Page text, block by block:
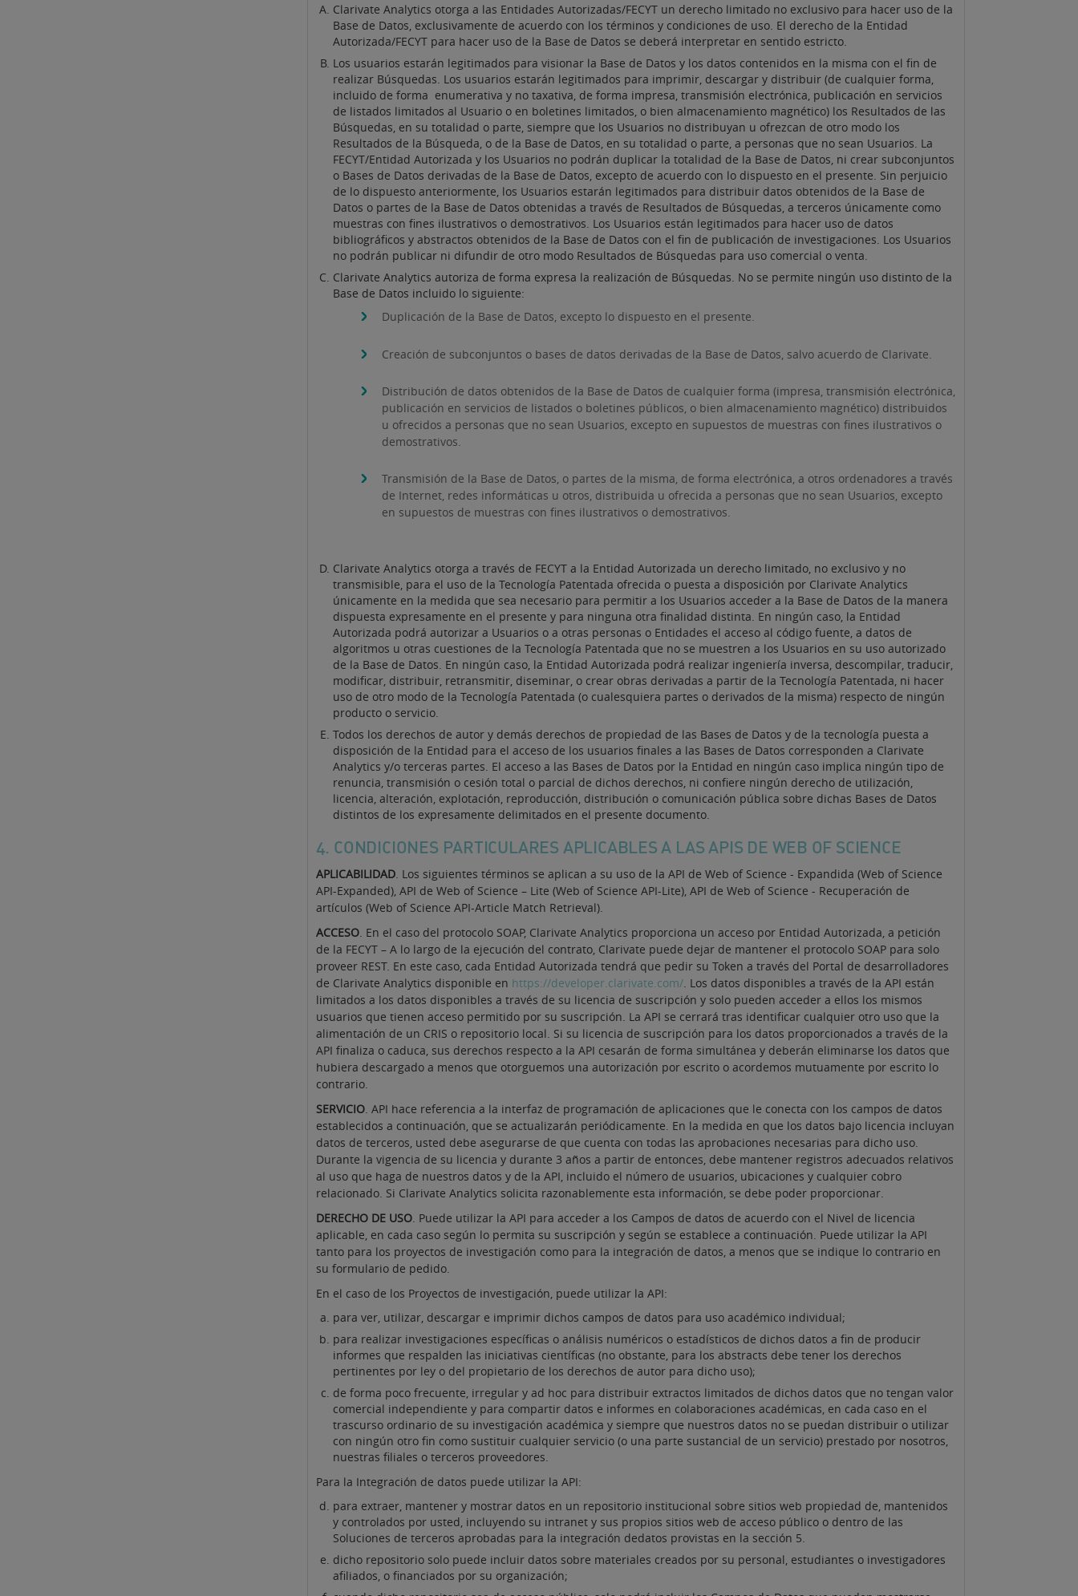
Clarivate Analytics otorga a las Entidades Autorizadas/FECYT un derecho limitado no exclusivo para hacer uso de la
Base de Datos, exclusivamente de acuerdo con los términos y condiciones de uso. El derecho de la Entidad
Autorizada/FECYT para hacer uso de la Base de Datos se deberá interpretar en sentido estricto.
Los usuarios estarán legitimados para visionar la Base de Datos y los datos contenidos en la misma con el fin de
realizar Búsquedas. Los usuarios estarán legitimados para imprimir, descargar y distribuir (de cualquier forma,
incluido de forma enumerativa y no taxativa, de forma impresa, transmisión electrónica, publicación en servicios
de listados limitados al Usuario o en boletines limitados, o bien almacenamiento magnético) los Resultados de las
Búsquedas, en su totalidad o parte, siempre que los Usuarios no distribuyan u ofrezcan de otro modo los
Resultados de la Búsqueda, o de la Base de Datos, en su totalidad o parte, a personas que no sean Usuarios. La
FECYT/Entidad Autorizada y los Usuarios no podrán duplicar la totalidad de la Base de Datos, ni crear subconjuntos
o Bases de Datos derivadas de la Base de Datos, excepto de acuerdo con lo dispuesto en el presente. Sin perjuicio
de lo dispuesto anteriormente, los Usuarios estarán legitimados para distribuir datos obtenidos de la Base de
Datos o partes de la Base de Datos obtenidas a través de Resultados de Búsquedas, a terceros únicamente como
muestras con fines ilustrativos o demostrativos. Los Usuarios están legitimados para hacer uso de datos
bibliográficos y abstractos obtenidos de la Base de Datos con el fin de publicación de investigaciones. Los Usuarios
no podrán publicar ni difundir de otro modo Resultados de Búsquedas para uso comercial o venta.
Clarivate Analytics autoriza de forma expresa la realización de Búsquedas. No se permite ningún uso distinto de la
Base de Datos incluido lo siguiente:
Duplicación de la Base de Datos, excepto lo dispuesto en el presente.
Creación de subconjuntos o bases de datos derivadas de la Base de Datos, salvo acuerdo de Clarivate.
Distribución de datos obtenidos de la Base de Datos de cualquier forma (impresa, transmisión electrónica,
publicación en servicios de listados o boletines públicos, o bien almacenamiento magnético) distribuidos
u ofrecidos a personas que no sean Usuarios, excepto en supuestos de muestras con fines ilustrativos o
demostrativos.
Transmisión de la Base de Datos, o partes de la misma, de forma electrónica, a otros ordenadores a través
de Internet, redes informáticas u otros, distribuida u ofrecida a personas que no sean Usuarios, excepto
en supuestos de muestras con fines ilustrativos o demostrativos.
Clarivate Analytics otorga a través de FECYT a la Entidad Autorizada un derecho limitado, no exclusivo y no
transmisible, para el uso de la Tecnología Patentada ofrecida o puesta a disposición por Clarivate Analytics
únicamente en la medida que sea necesario para permitir a los Usuarios acceder a la Base de Datos de la manera
dispuesta expresamente en el presente y para ninguna otra finalidad distinta. En ningún caso, la Entidad
Autorizada podrá autorizar a Usuarios o a otras personas o Entidades el acceso al código fuente, a datos de
algoritmos u otras cuestiones de la Tecnología Patentada que no se muestren a los Usuarios en su uso autorizado
de la Base de Datos. En ningún caso, la Entidad Autorizada podrá realizar ingeniería inversa, descompilar, traducir,
modificar, distribuir, retransmitir, diseminar, o crear obras derivadas a partir de la Tecnología Patentada, ni hacer
uso de otro modo de la Tecnología Patentada (o cualesquiera partes o derivados de la misma) respecto de ningún
producto o servicio.
Todos los derechos de autor y demás derechos de propiedad de las Bases de Datos y de la tecnología puesta a
disposición de la Entidad para el acceso de los usuarios finales a las Bases de Datos corresponden a Clarivate
Analytics y/o terceras partes. El acceso a las Bases de Datos por la Entidad en ningún caso implica ningún tipo de
renuncia, transmisión o cesión total o parcial de dichos derechos, ni confiere ningún derecho de utilización,
licencia, alteración, explotación, reproducción, distribución o comunicación pública sobre dichas Bases de Datos
distintos de los expresamente delimitados en el presente documento.
4. CONDICIONES PARTICULARES APLICABLES A LAS APIS DE WEB OF SCIENCE
APLICABILIDAD. Los siguientes términos se aplican a su uso de la API de Web of Science - Expandida (Web of Science
API-Expanded), API de Web of Science – Lite (Web of Science API-Lite), API de Web of Science - Recuperación de
artículos (Web of Science API-Article Match Retrieval).
ACCESO. En el caso del protocolo SOAP, Clarivate Analytics proporciona un acceso por Entidad Autorizada, a petición
de la FECYT – A lo largo de la ejecución del contrato, Clarivate puede dejar de mantener el protocolo SOAP para solo
proveer REST. En este caso, cada Entidad Autorizada tendrá que pedir su Token a través del Portal de desarrolladores
de Clarivate Analytics disponible en https://developer.clarivate.com/. Los datos disponibles a través de la API están
limitados a los datos disponibles a través de su licencia de suscripción y solo pueden acceder a ellos los mismos
usuarios que tienen acceso permitido por su suscripción. La API se cerrará tras identificar cualquier otro uso que la
alimentación de un CRIS o repositorio local. Si su licencia de suscripción para los datos proporcionados a través de la
API finaliza o caduca, sus derechos respecto a la API cesarán de forma simultánea y deberán eliminarse los datos que
hubiera descargado a menos que otorguemos una autorización por escrito o acordemos mutuamente por escrito lo
contrario.
SERVICIO. API hace referencia a la interfaz de programación de aplicaciones que le conecta con los campos de datos
establecidos a continuación, que se actualizarán periódicamente. En la medida en que los datos bajo licencia incluyan
datos de terceros, usted debe asegurarse de que cuenta con todas las aprobaciones necesarias para dicho uso.
Durante la vigencia de su licencia y durante 3 años a partir de entonces, debe mantener registros adecuados relativos
al uso que haga de nuestros datos y de la API, incluido el número de usuarios, ubicaciones y cualquier cobro
relacionado. Si Clarivate Analytics solicita razonablemente esta información, se debe poder proporcionar.
DERECHO DE USO. Puede utilizar la API para acceder a los Campos de datos de acuerdo con el Nivel de licencia
aplicable, en cada caso según lo permita su suscripción y según se establece a continuación. Puede utilizar la API
tanto para los proyectos de investigación como para la integración de datos, a menos que se indique lo contrario en
su formulario de pedido.
En el caso de los Proyectos de investigación, puede utilizar la API:
para ver, utilizar, descargar e imprimir dichos campos de datos para uso académico individual;
para realizar investigaciones específicas o análisis numéricos o estadísticos de dichos datos a fin de producir
informes que respalden las iniciativas científicas (no obstante, para los abstracts debe tener los derechos
pertinentes por ley o del propietario de los derechos de autor para dicho uso);
de forma poco frecuente, irregular y ad hoc para distribuir extractos limitados de dichos datos que no tengan valor
comercial independiente y para compartir datos e informes en colaboraciones académicas, en cada caso en el
trascurso ordinario de su investigación académica y siempre que nuestros datos no se puedan distribuir o utilizar
con ningún otro fin como sustituir cualquier servicio (o una parte sustancial de un servicio) prestado por nosotros,
nuestras filiales o terceros proveedores.
Para la Integración de datos puede utilizar la API:
para extraer, mantener y mostrar datos en un repositorio institucional sobre sitios web propiedad de, mantenidos
y controlados por usted, incluyendo su intranet y sus propios sitios web de acceso público o dentro de las
Soluciones de terceros aprobadas para la integración dedatos provistas en la sección 5.
dicho repositorio solo puede incluir datos sobre materiales creados por su personal, estudiantes o investigadores
afiliados, o financiados por su organización;